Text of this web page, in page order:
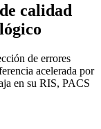
calidad
de errores
acelerada por
en su RIS, PACS